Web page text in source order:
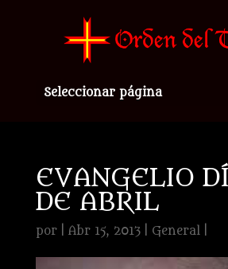
Seleccionar página
EVANGELIO
DE ABRIL
por Abr 15, 2013| General|